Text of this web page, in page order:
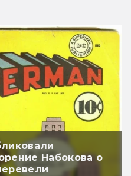
Набокова о